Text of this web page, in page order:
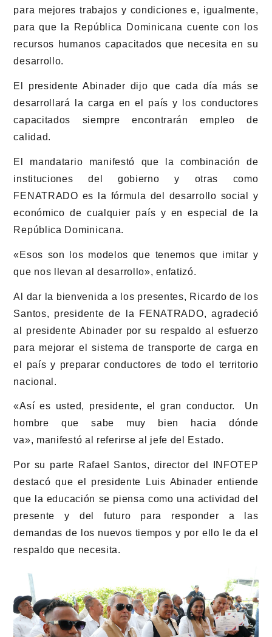
para mejores trabajos y condiciones e, igualmente,
para que la República Dominicana cuente con los
recursos humanos capacitados que necesita en su
desarrollo.
El presidente Abinader dijo que cada día más se
desarrollará la carga en el país y los conductores
capacitados siempre encontrarán empleo de
calidad.
El mandatario manifestó que la combinación de
instituciones del gobierno y otras como
FENATRADO es la fórmula del desarrollo social y
económico de cualquier país y en especial de la
República Dominicana.
«Esos son los modelos que tenemos que imitar y
que nos llevan al desarrollo», enfatizó.
Al dar la bienvenida a los presentes, Ricardo de los
Santos, presidente de la FENATRADO, agradeció
al presidente Abinader por su respaldo al esfuerzo
para mejorar el sistema de transporte de carga en
el país y preparar conductores de todo el territorio
nacional.
«Así es usted, presidente, el gran conductor. Un
hombre que sabe muy bien hacia dónde
va», manifestó al referirse al jefe del Estado.
Por su parte Rafael Santos, director del INFOTEP
destacó que el presidente Luis Abinader entiende
que la educación se piensa como una actividad del
presente y del futuro para responder a las
demandas de los nuevos tiempos y por ello le da el
respaldo que necesita.